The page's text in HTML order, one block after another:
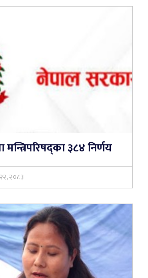
मन्त्रिपरिषद्का ३८४ निर्णय
२०८३